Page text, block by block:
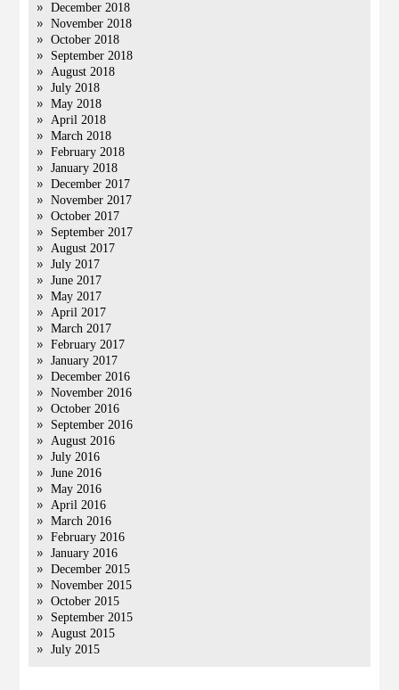
December 2018
November 2018
October 2018
September 2018
August 2018
July 2018
May 2018
April 2018
March 2018
February 2018
January 2018
December 2017
November 2017
October 2017
September 2017
August 2017
July 2017
June 2017
May 2017
April 2017
March 2017
February 2017
January 2017
December 2016
November 2016
October 2016
September 2016
August 2016
July 2016
June 2016
May 2016
April 2016
March 2016
February 2016
January 2016
December 2015
November 2015
October 2015
September 2015
August 2015
July 2015